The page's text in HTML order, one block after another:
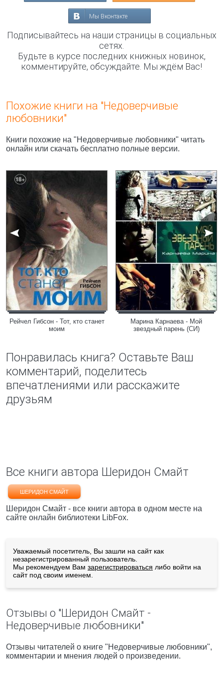
Мы Вконтакте
Подписывайтесь на наши страницы в социальных
сетях.
Будьте в курсе последних книжных новинок,
комментируйте, обсуждайте. Мы ждём Вас!
Похожие книги на "Недоверчивые
любовники"
Книги похожие на "Недоверчивые любовники" читать
онлайн или скачать бесплатно полные версии.
Рейчел Гибсон - Тот, кто станет
моим
Марина Карнаева - Мой
звездный парень (СИ)
Понравилась книга? Оставьте Ваш
комментарий, поделитесь
впечатлениями или расскажите
друзьям
Все книги автора Шеридон Смайт
ШЕРИДОН СМАЙТ
Шеридон Смайт - все книги автора в одном месте на
сайте онлайн библиотеки LibFox.
Уважаемый посетитель, Вы зашли на сайт как
незарегистрированный пользователь.
Мы рекомендуем Вам зарегистрироваться либо войти на
сайт под своим именем.
Отзывы о "Шеридон Смайт -
Недоверчивые любовники"
Отзывы читателей о книге "Недоверчивые любовники",
комментарии и мнения людей о произведении.